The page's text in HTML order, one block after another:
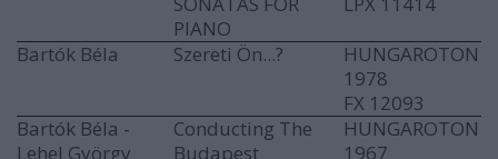
PIANO
Bartók Béla
Szereti Ön...?
HUNGAROTON
1978
FX 12093
Bartók Béla -
Lehel György
Conducting The
Budapest
HUNGAROTON
1967